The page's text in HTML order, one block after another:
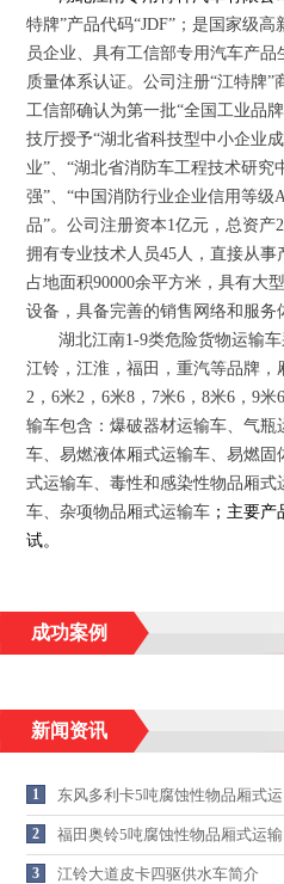
特牌”产品代码“JDF”；是国家级高
员企业、具有工信部专用汽车产
质量体系认证。公司注册“江特牌”
工信部确认为第一批“全国工业品
技厅授予“湖北省科技型中小企业
业”、“湖北省消防车工程技术研究
强”、“中国消防行业企业信用等级
品”。公司注册资本1亿元，总资产
拥有专业技术人员45人，直接从事
占地面积90000余平方米，具有大
设备，具备完善的销售网络和服务
湖北江南1-9类危险货物运输
江铃，江淮，福田，重汽等品牌，
2 ，6米2 ，6米8 ， 7米6 ，8米6 ，9米
输车包含：爆破器材运输车、气
车、易燃液体厢式运输车、易燃
式运输车、毒性和感染性物品厢
车、杂项物品厢式运输车 ； 主要产
试。
成功案例
新闻资讯
1 东风多利卡5吨腐蚀性物品厢式运
2 福田奥铃5吨腐蚀性物品厢式运输
3 江铃大道皮卡四驱供水车简介